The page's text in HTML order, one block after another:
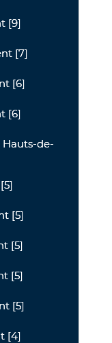
[9]
[7]
[6]
[6]
Hauts-de-
[5]
[5]
[5]
[5]
[5]
[4]